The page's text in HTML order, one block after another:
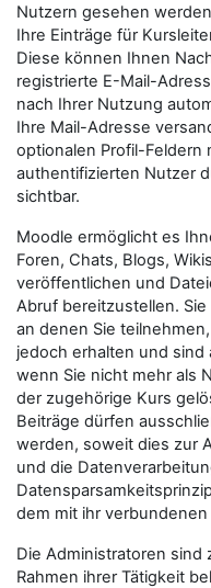
Nutzern gesehen
Ihre Einträge für
Diese können Ihnen
registrierte E-Mail-
nach Ihrer Nutzung
Ihre Mail-Adresse
optionalen Profil-Feldern
authentifizierten Nutzer
sichtbar.
Moodle ermöglicht es
Foren, Chats, Blogs,
veröffentlichen und
Abruf bereitzustellen.
an denen Sie
jedoch erhalten und
wenn Sie nicht mehr als
der zugehörige Kurs
Beiträge dürfen
werden, soweit dies zur
und die
dem mit ihr
Die Administratoren sind
Rahmen ihrer Tätigkeit